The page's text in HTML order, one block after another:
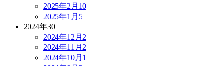
2025年2月 10
2025年1月 5
2024年30
2024年12月 2
2024年11月 2
2024年10月 1